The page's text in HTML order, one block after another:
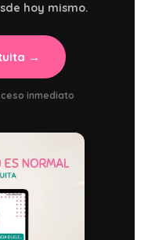
hoy mismo.
→
inmediato